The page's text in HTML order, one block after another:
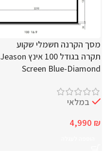
מסך הקרנה חשמלי שקוע
תקרה בגודל 100 אינץ Jeason
Screen Blue-Diamond
במלאי
4,990 ₪